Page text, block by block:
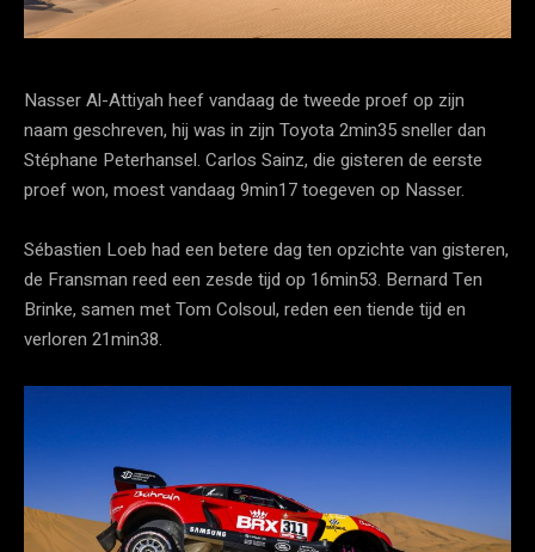
Nasser Al-Attiyah heef vandaag de tweede proef op zijn
naam geschreven, hij was in zijn Toyota 2min35 sneller dan
Stéphane Peterhansel. Carlos Sainz, die gisteren de eerste
proef won, moest vandaag 9min17 toegeven op Nasser.
Sébastien Loeb had een betere dag ten opzichte van gisteren,
de Fransman reed een zesde tijd op 16min53. Bernard Ten
Brinke, samen met Tom Colsoul, reden een tiende tijd en
verloren 21min38.